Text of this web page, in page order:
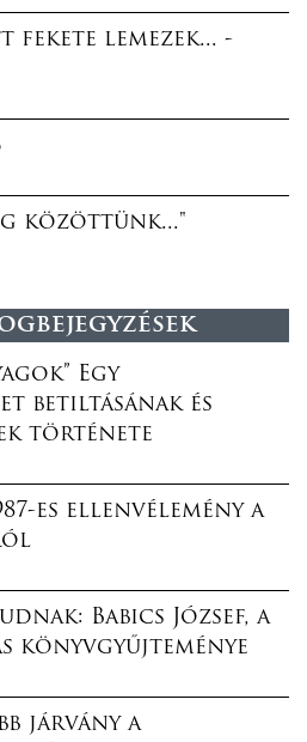
fekete lemezek... -
közöttünk..."
Egy
betiltásának és
története
es ellenvélemény a
Babics József, a
könyvgyűjteménye
járvány a